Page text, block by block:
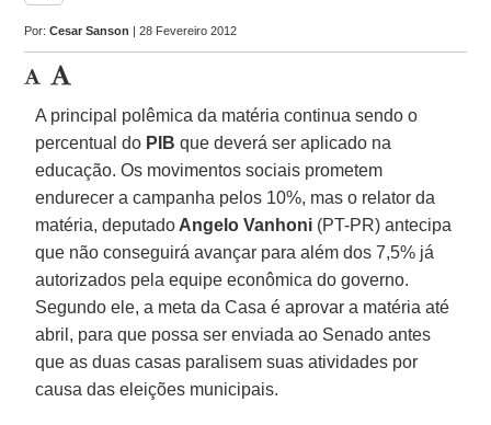
Por:Cesar Sanson | 28 Fevereiro 2012
A principal polêmica da matéria continua sendo o
percentual do PIBque deverá ser aplicado na
educação. Os movimentos sociais prometem
endurecer a campanha pelos 10%, mas o relator da
matéria, deputado Angelo Vanhoni (PT-PR) antecipa
que não conseguirá avançar para além dos 7,5% já
autorizados pela equipe econômica do governo.
Segundo ele, a meta da Casa é aprovar a matéria até
abril, para que possa ser enviada ao Senado antes
que as duas casas paralisem suas atividades por
causa das eleições municipais.